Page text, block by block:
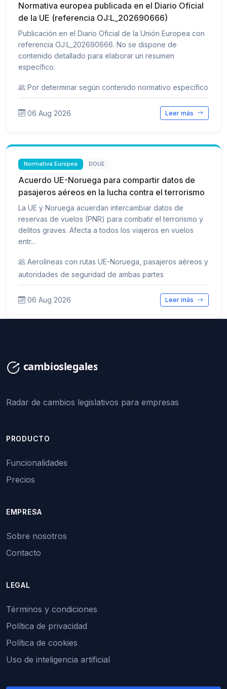
Normativa europea publicada en el Diario Oficial
de la UE (referencia OJ:L_202690666)
Publicación en el Diario Oficial de la Unión Europea con
referencia OJ:L_202690666. No se dispone de
contenido detallado para elaborar un resumen
específico.
Por determinar según contenido normativo específico
06 Aug 2026 Leer más
Normativa Europea DOUE
Acuerdo UE-Noruega para compartir datos de
pasajeros aéreos en la lucha contra el terrorismo
La UE y Noruega acuerdan intercambiar datos de
reservas de vuelos (PNR) para combatir el terrorismo y
delitos graves. Afecta a todos los viajeros en vuelos
entr...
Aerolíneas con rutas UE-Noruega, pasajeros aéreos y
autoridades de seguridad de ambas partes
06 Aug 2026 Leer más
Radar de cambios legislativos para empresas
PRODUCTO
Funcionalidades
Precios
EMPRESA
Sobre nosotros
Contacto
LEGAL
Términos y condiciones
Política de privacidad
Política de cookies
Uso de inteligencia artificial